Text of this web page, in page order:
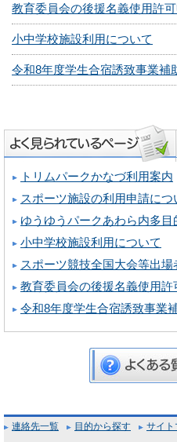
教育委員会の後援名義使用許
小中学校施設利用について
令和8年度学生合宿誘致事業補
トリムパークかなづ利用案内
スポーツ施設の利用申請につ
ゆうゆうパークあわら内多
小中学校施設利用について
スポーツ競技全国大会等出
教育委員会の後援名義使用許
令和8年度学生合宿誘致事業
連絡先一覧 目的から探す
サイト